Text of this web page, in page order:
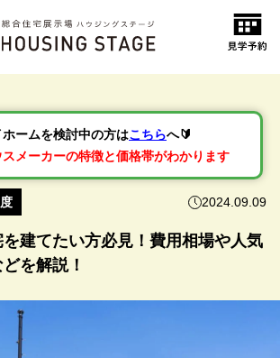
ホームを検討中の方はこちらへ🔰
メーカーの特徴と価格帯がわかります
2024.09.09
建てたい方必見！費用相場や人気
を解説！